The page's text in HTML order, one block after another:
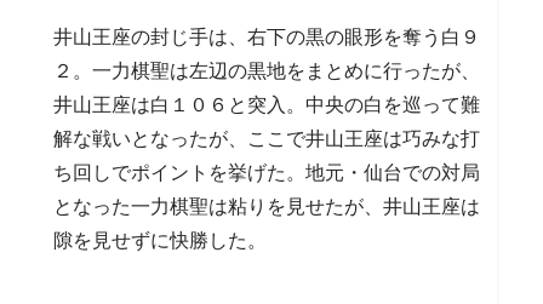
井山王座の封じ手は、右下の黒の眼形を奪う白９
２。一力棋聖は左辺の黒地をまとめに行ったが、
井山王座は白１０６と突入。中央の白を巡って難
解な戦いとなったが、ここで井山王座は巧みな打
ち回しでポイントを挙げた。地元・仙台での対局
となった一力棋聖は粘りを見せたが、井山王座は
隙を見せずに快勝した。